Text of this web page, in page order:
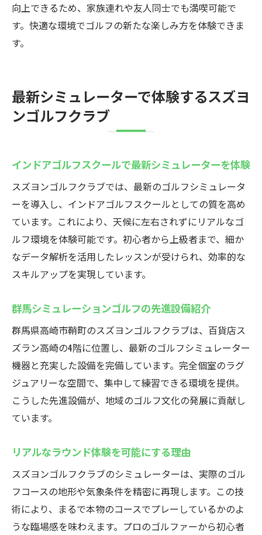
スズヨンゴルフクラブでスキルアップを目指そ
う
シミュレーター活用による成長のコツ
自分に合った練習プランの立て方
目標達成をサポートする最新設備の活用法
ラグジュアリーな空間で体験する高崎市のゴル
フ
インドアゴルフスクールで味わう上質な空
間
完全個室でプライベートなゴルフ体験を満
喫
む
快適設備が充実したインドアゴルフの魅力
リラックスしながらゴルフを楽しむコツ
非日常を体感できる贅沢な練習環境
スズヨンゴルフクラブで楽しむ最新のインドア
ゴルフ
よう
高崎で話題の最新ゴルフシミュレーターを
解説
進化するインドアゴルフの楽しみ方を提案
スズヨン独自のエンターテイメント性とは
向上できるため、家族連れや友人同士でも満喫可能で
す。快適な環境でゴルフの新たな楽しみ方を体験できま
す。
最新シミュレーターで体験するスズヨ
ンゴルフクラブ
インドアゴルフスクールで最新シミュレーターを体験
スズヨンゴルフクラブでは、最新のゴルフシミュレータ
ーを導入し、インドアゴルフスクールとしての質を高め
ています。これにより、天候に左右されずにリアルなゴ
ルフ環境を体験可能です。初心者から上級者まで、細か
なデータ解析を活用したレッスンが受けられ、効率的な
スキルアップを実現しています。
群馬シミュレーションゴルフの先進設備紹介
群馬県高崎市鞘町のスズヨンゴルフクラブは、百貨店ス
ズラン高崎の4階に位置し、最新のゴルフシミュレーター
機器と充実した設備を完備しています。完全個室のラグ
ジュアリーな空間で、集中して練習できる環境を提供。
こうした先進設備が、地域のゴルフ文化の発展に貢献し
ています。
リアルなラウンド体験を可能にする理由
スズヨンゴルフクラブのシミュレーターは、実際のゴル
フコースの地形や気象条件を精密に再現します。この技
術により、まるで本物のコースでプレーしているかのよ
うな臨場感を味わえます。プロのゴルファーから初心者